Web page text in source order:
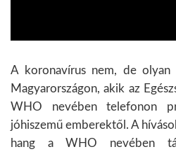
A koronavírus nem, de olyan
Magyarországon, akik az
WHO nevében telefonon
jóhiszemű emberektől. A
hang a WHO nevében